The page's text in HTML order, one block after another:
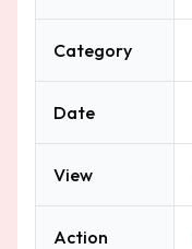
Category
Date
View
Action